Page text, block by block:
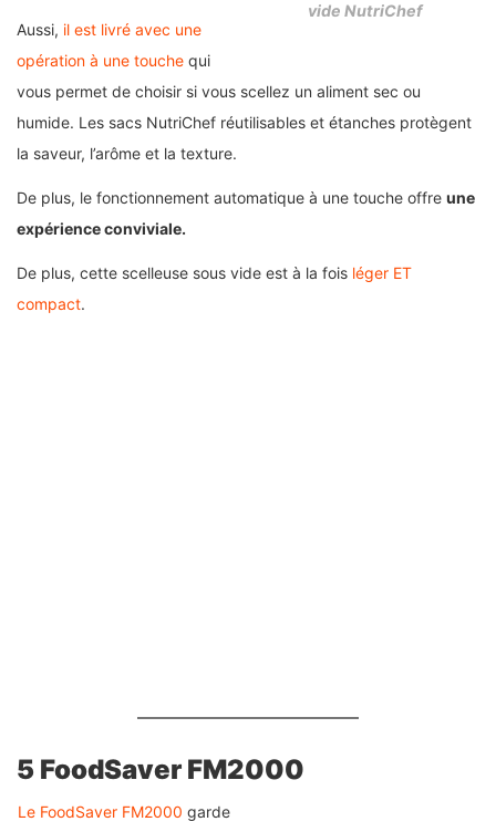
vide NutriChef
Aussi, il est livré avec une
opération à une touche qui
vous permet de choisir si vous scellez un aliment sec ou
humide. Les sacs NutriChef réutilisables et étanches protègent
la saveur, l’arôme et la texture.
De plus, le fonctionnement automatique à une touche offre une
expérience conviviale.
De plus, cette scelleuse sous vide est à la fois léger ET
compact.
5 FoodSaver FM2000
Le FoodSaver FM2000 garde